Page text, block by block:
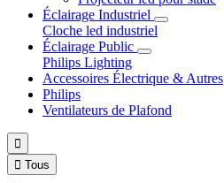
Éclairage Industriel
Cloche led industriel
Éclairage Public
Philips Lighting
Accessoires Électrique & Autres
Philips
Ventilateurs de Plafond

 Tous